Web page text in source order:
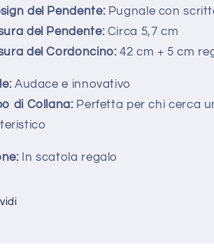
del Pendente:Pugnale con
del Pendente:Circa 5,7 cm
del Cordoncino:42 cm + 5 cm
Audace e innovativo
di Collana:Perfetta per chi cerca
In scatola regalo